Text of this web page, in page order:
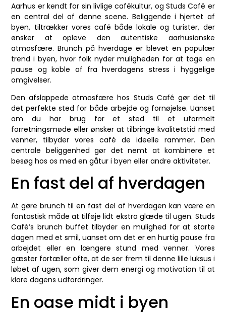
Aarhus er kendt for sin livlige cafékultur, og Studs Café er
en central del af denne scene. Beliggende i hjertet af
byen, tiltrækker vores café både lokale og turister, der
ønsker at opleve den autentiske aarhusianske
atmosfære. Brunch på hverdage er blevet en populær
trend i byen, hvor folk nyder muligheden for at tage en
pause og koble af fra hverdagens stress i hyggelige
omgivelser.
Den afslappede atmosfære hos Studs Café gør det til
det perfekte sted for både arbejde og fornøjelse. Uanset
om du har brug for et sted til et uformelt
forretningsmøde eller ønsker at tilbringe kvalitetstid med
venner, tilbyder vores café de ideelle rammer. Den
centrale beliggenhed gør det nemt at kombinere et
besøg hos os med en gåtur i byen eller andre aktiviteter.
En fast del af hverdagen
At gøre brunch til en fast del af hverdagen kan være en
fantastisk måde at tilføje lidt ekstra glæde til ugen. Studs
Café’s brunch buffet tilbyder en mulighed for at starte
dagen med et smil, uanset om det er en hurtig pause fra
arbejdet eller en længere stund med venner. Vores
gæster fortæller ofte, at de ser frem til denne lille luksus i
løbet af ugen, som giver dem energi og motivation til at
klare dagens udfordringer.
En oase midt i byen